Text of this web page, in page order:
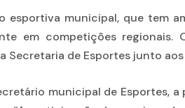
esportiva municipal, que tem
em competições regionais.
de Esportes junto
municipal de Esportes,